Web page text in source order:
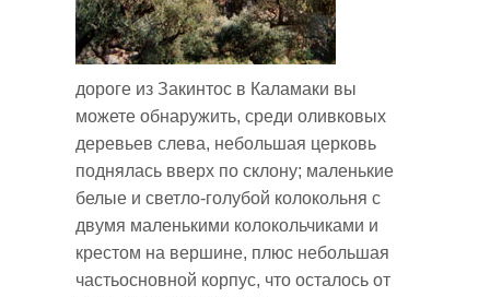
дороге из Закинтос в Каламаки вы
можете обнаружить, среди оливковых
деревьев слева, небольшая церковь
поднялась вверх по склону; маленькие
белые и светло-голубой колокольня с
двумя маленькими колокольчиками и
крестом на вершине, плюс небольшая
частьосновной корпус, что осталось от